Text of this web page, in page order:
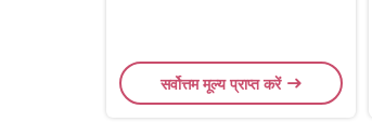
सर्वोत्तम मूल्य प्राप्त करें